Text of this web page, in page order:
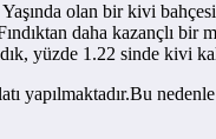
olan bir kivi
daha kazançlı
yüzde 1.22 sinde